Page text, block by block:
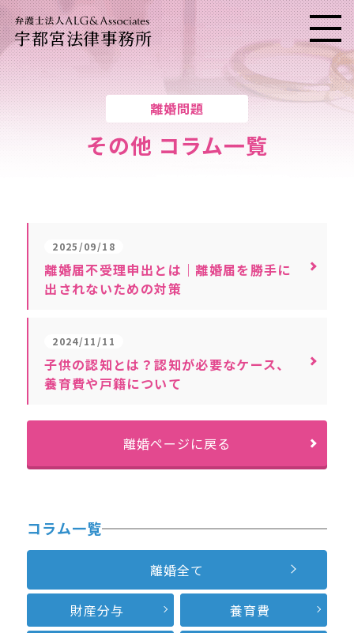
宇都宮法律事務所 メニ
離婚問題
その他 コラム一覧
2025/09/18
離婚届不受理申出とは｜離婚届を勝手に
出されないための対策
2024/11/11
子供の認知とは？認知が必要なケース、
養育費や戸籍について
離婚ページに戻る
コラム一覧
離婚全て
財産分与
養育費